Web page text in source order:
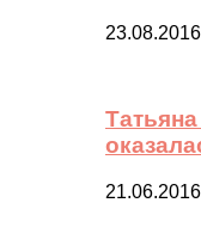
23.08.2016
21.06.2016